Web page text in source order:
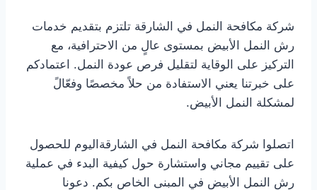
شركة مكافحة النمل في الشارقة تلتزم بتقديم خدمات
رش النمل الأبيض بمستوى عالٍ من الاحترافية، مع
التركيز على الوقاية لتقليل فرص عودة النمل. اعتمادكم
على خبرتنا يعني الاستفادة من حلاً مخصصًا وفعّالً
لمشكلة النمل الأبيض.
اتصلوا شركة مكافحة النمل في الشارقةاليوم للحصول
على تقييم مجاني واستشارة حول كيفية البدء في عملية
رش النمل الأبيض في المبنى الخاص بكم. دعونا